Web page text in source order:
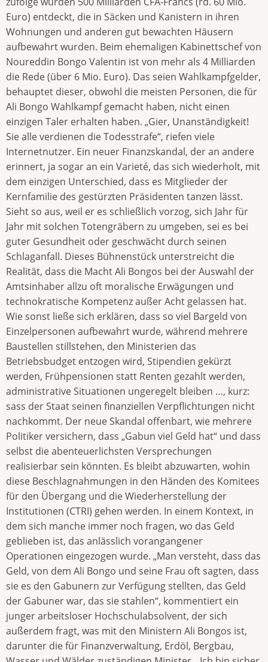
Euro) entdeckt, die in Säcken und Kanistern in ihren
Wohnungen und anderen gut bewachten Häusern
aufbewahrt wurden. Beim ehemaligen Kabinettschef von
Noureddin Bongo Valentin ist von mehr als 4 Milliarden
die Rede (über 6 Mio. Euro). Das seien Wahlkampfgelder,
behauptet dieser, obwohl die meisten Personen, die für
Ali Bongo Wahlkampf gemacht haben, nicht einen
einzigen Taler erhalten haben. „Gier, Unanständigkeit!
Sie alle verdienen die Todesstrafe“, riefen viele
Internetnutzer. Ein neuer Finanzskandal, der an andere
erinnert, ja sogar an ein Varieté, das sich wiederholt, mit
dem einzigen Unterschied, dass es Mitglieder der
Kernfamilie des gestürzten Präsidenten tanzen lässt.
Sieht so aus, weil er es schließlich vorzog, sich Jahr für
Jahr mit solchen Totengräbern zu umgeben, sei es bei
guter Gesundheit oder geschwächt durch seinen
Schlaganfall. Dieses Bühnenstück unterstreicht die
Realität, dass die Macht Ali Bongos bei der Auswahl der
Amtsinhaber allzu oft moralische Erwägungen und
technokratische Kompetenz außer Acht gelassen hat.
Wie sonst ließe sich erklären, dass so viel Bargeld von
Einzelpersonen aufbewahrt wurde, während mehrere
Baustellen stillstehen, den Ministerien das
Betriebsbudget entzogen wird, Stipendien gekürzt
werden, Frühpensionen statt Renten gezahlt werden,
administrative Situationen ungeregelt bleiben …, kurz:
sass der Staat seinen finanziellen Verpflichtungen nicht
nachkommt. Der neue Skandal offenbart, wie mehrere
Politiker versichern, dass „Gabun viel Geld hat“ und dass
selbst die abenteuerlichsten Versprechungen
realisierbar sein könnten. Es bleibt abzuwarten, wohin
diese Beschlagnahmungen in den Händen des Komitees
für den Übergang und die Wiederherstellung der
Institutionen (CTRI) gehen werden. In einem Kontext, in
dem sich manche immer noch fragen, wo das Geld
geblieben ist, das anlässlich vorangangener
Operationen eingezogen wurde. „Man versteht, dass das
Geld, von dem Ali Bongo und seine Frau oft sagten, dass
sie es den Gabunern zur Verfügung stellten, das Geld
der Gabuner war, das sie stahlen“, kommentiert ein
junger arbeitsloser Hochschulabsolvent, der sich
außerdem fragt, was mit den Ministern Ali Bongos ist,
darunter die für Finanzverwaltung, Erdöl, Bergbau,